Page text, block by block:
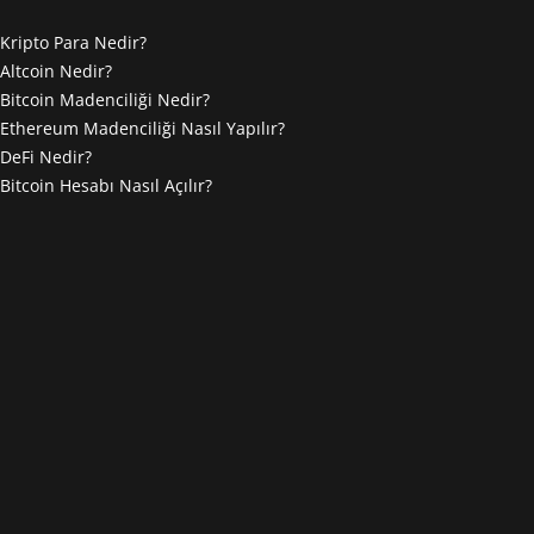
Kripto Para Nedir?
Altcoin Nedir?
Bitcoin Madenciliği Nedir?
Ethereum Madenciliği Nasıl Yapılır?
DeFi Nedir?
Bitcoin Hesabı Nasıl Açılır?